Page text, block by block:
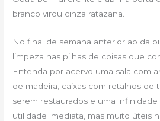
branco virou cinza ratazana.
No final de semana anterior ao da
limpeza nas pilhas de coisas que
Entenda por acervo uma sala com
de madeira, caixas com retalhos de
serem restaurados e uma infinidade
utilidade imediata, mas muito úteis